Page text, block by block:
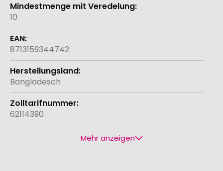
10
8713159344742
Bangladesch
62114390
Mehr anzeigen